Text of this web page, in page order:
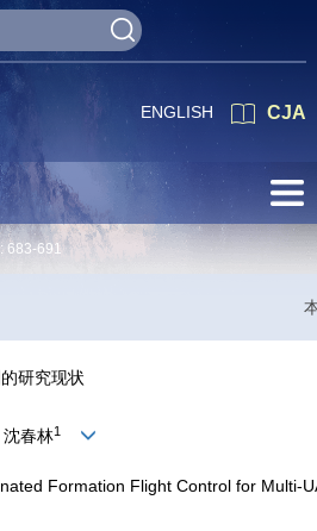
CJA
ENGLISH
: 683-691
研究现状
沈春林1
Formation Flight Control for Multi-